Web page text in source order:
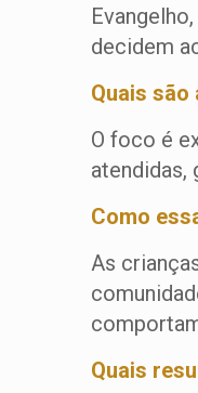
decidem
Quais
O foco é
atendidas,
Como
As
Quais